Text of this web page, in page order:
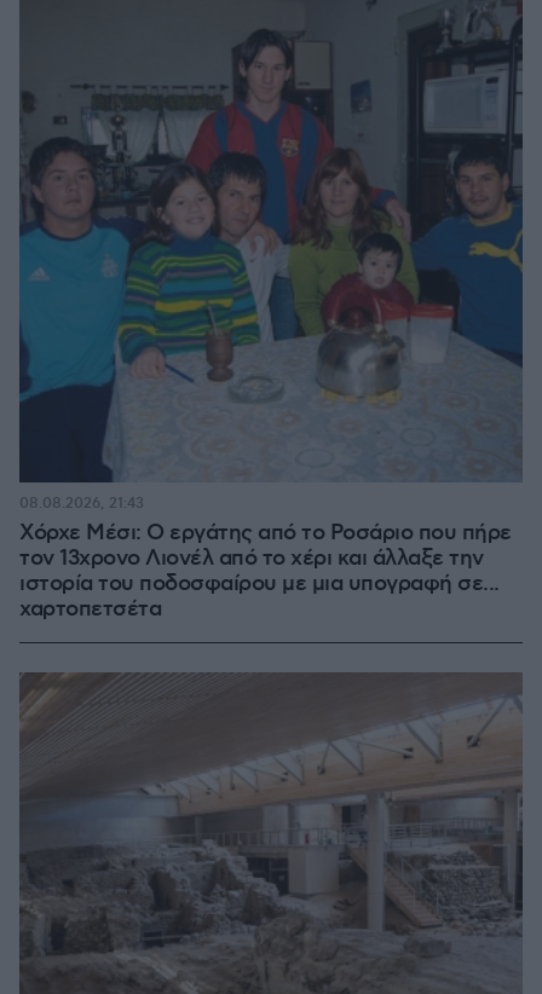
Χόρχε Μέσι: Ο εργάτης από το Ροσάριο που πήρε
τον 13χρονο Λιονέλ από το χέρι και άλλαξε την
ιστορία του ποδοσφαίρου με μια υπογραφή σε...
χαρτοπετσέτα
08.08.2026, 21:43